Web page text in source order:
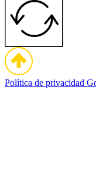
Política de privacidad